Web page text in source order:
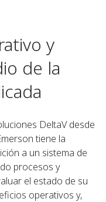
y
de la
DeltaV desde
tiene la
a un sistema de
procesos y
el estado de su
operativos y,